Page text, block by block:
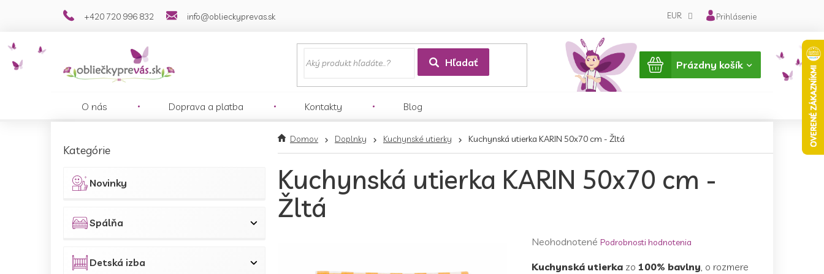
+420 720 996 832 info@oblieckyprevas.sk EUR Prihlásenie
Hľadať
Nákupný
košík
Prázdny košík
O nás Doprava a platba Kontakty Blog
kategórie
Kategórie
Novinky
Spálňa
Detská izba
Domov Doplnky Kuchynské utierky Kuchynská utierka KARIN 50x70 cm - Žltá
Kuchynská utierka KARIN 50x70 cm -
Žltá
Priemerné
produktu
Neohodnotené Podrobnosti hodnotenia
Kuchynská utierka zo 100% bavlny, o rozmere